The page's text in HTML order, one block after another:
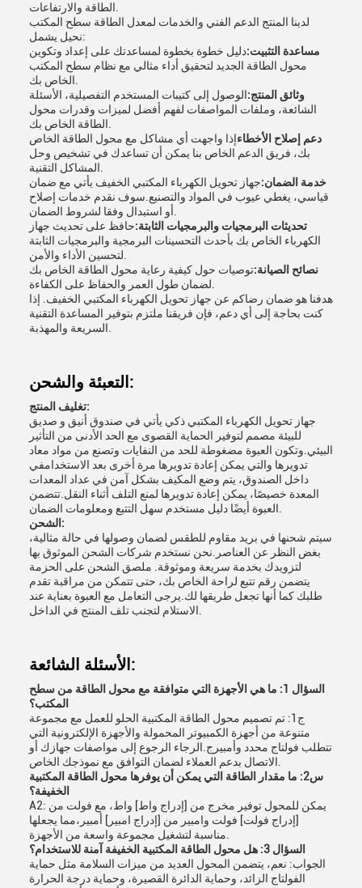
لدينا المنتج الدعم الفني والخدمات لمعدل الطاقة سطح المكتب
نحيل يشمل:
مساعدة التثبيت:دليل خطوة بخطوة لمساعدتك على إعداد وتكوين
محول الطاقة الجديد لتحقيق أداء مثالي مع نظام سطح المكتب
وثائق المنتج:الوصول إلى كتيبات المستخدم التفصيلية، الأسئلة
الشائعة، وملفات المواصفات لفهم أفضل لميزات وقدرات محول
دعم إصلاح الأخطاءإذا واجهت أي مشاكل مع محول الطاقة الخاص
بك، فريق الدعم الخاص بنا يمكن أن تساعدك في تشخيص وحل
خدمة الضمان:جهاز تحويل الكهرباء المكتبي الخفيف يأتي مع ضمان
قياسي، يغطي عيوب في المواد والتصنيع.سوف نقدم خدمات إصلاح
تحديثات البرمجيات والبرمجيات الثابتة:حافظ على تحديث جهاز
الكهرباء الخاص بك بأحدث التحسينات البرمجية والبرمجيات الثابتة
نصائح الصيانة:توصيات حول كيفية رعاية محول الطاقة الخاص بك
هدفنا هو ضمان رضاكم عن جهاز تحويل الكهرباء المكتبي الخفيف. إذا
كنت بحاجة إلى أي دعم، فإن فريقنا ملتزم بتوفير المساعدة التقنية
التعبئة والشحن:
تغليف المنتج:
جهاز تحويل الكهرباء المكتبي ذكي يأتي في صندوق أنيق و صديق
للبيئة مصمم لتوفير الحماية القصوى مع الحد الأدنى من التأثير
البيئي.وتكون العبوة مضغوطة للحد من النفايات وتصنع من مواد معاد
تدويرها والتي يمكن إعادة تدويرها مرة أخرى بعد الاستخدامفي
داخل الصندوق، يتم وضع المكيف بشكل آمن في عداد المعدات
المعدة خصيصًا، يمكن إعادة تدويرها لمنع التلف أثناء النقل.تتضمن
الشحن:
سيتم شحنها في بريد مقاوم للطقس لضمان وصولها في حالة مثالية،
بغض النظر عن العناصر.نحن نستخدم شركات الشحن الموثوق بها
لتزويدك بخدمة سريعة وموثوقة. ملصق الشحن على الحزمة
يتضمن رقم تتبع لراحة الخاص بك، حتى تتمكن من مراقبة تقدم
طلبك كما أنها تجعل طريقها لك.يرجى التعامل مع العبوة بعناية عند
الأسئلة الشائعة:
السؤال 1: ما هي الأجهزة التي متوافقة مع محول الطاقة من سطح
المكتب؟
ج1: تم تصميم محول الطاقة المكتبية الحلو للعمل مع مجموعة
متنوعة من أجهزة الكمبيوتر المحمولة والأجهزة الإلكترونية التي
تتطلب فولتاج محدد وأمبيرج.الرجاء الرجوع إلى مواصفات جهازك أو
س2: ما مقدار الطاقة التي يمكن أن يوفرها محول الطاقة المكتبية
الخفيفة؟
A2: يمكن للمحول توفير مخرج من [إدراج واط] واط، مع فولت من
[إدراج فولت] فولت وامبير من [إدراج امبير] أمبير،مما يجعلها
السؤال 3: هل محول الطاقة المكتبية الخفيفة آمنة للاستخدام؟
الجواب: نعم، يتضمن المحول العديد من ميزات السلامة مثل حماية
الفولتاج الزائد، وحماية الدائرة القصيرة، وحماية درجة الحرارة